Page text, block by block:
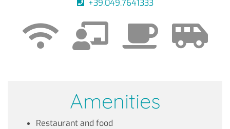
+39.049.7641333
Amenities
Restaurant and food